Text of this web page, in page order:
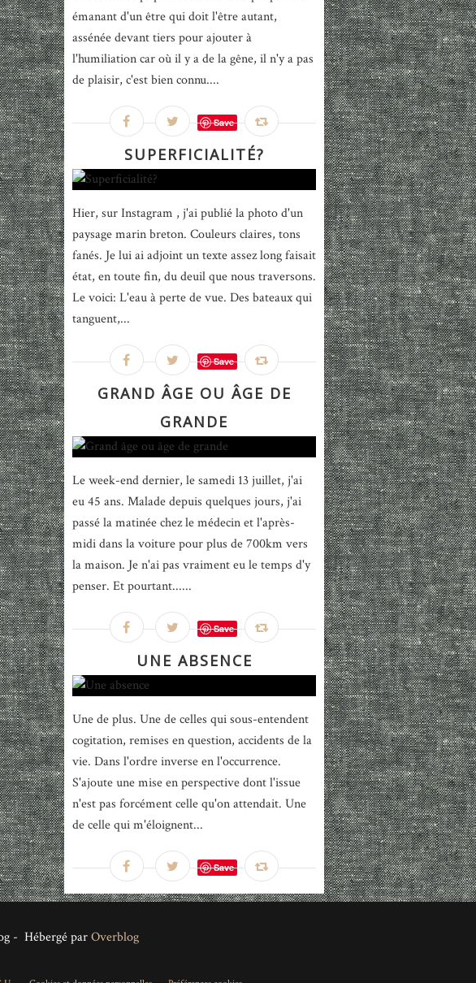
émanant d'un être qui doit l'être autant,
assénée devant tiers pour ajouter à
l'humiliation car où il y a de la gêne, il n'y a pas
de plaisir, c'est bien connu....
Save
SUPERFICIALITÉ?
Hier, sur Instagram , j'ai publié la photo d'un
paysage marin breton. Couleurs claires, tons
fanés. Je lui ai adjoint un texte assez long faisait
état, en toute fin, du deuil que nous traversons.
Le voici: L'eau à perte de vue. Des bateaux qui
tanguent,...
Save
GRAND ÂGE OU ÂGE DE
GRANDE
Le week-end dernier, le samedi 13 juillet, j'ai
eu 45 ans. Malade depuis quelques jours, j'ai
passé la matinée chez le médecin et l'après-
midi dans la voiture pour plus de 700km vers
la maison. Je n'ai pas vraiment eu le temps d'y
penser. Et pourtant......
Save
UNE ABSENCE
Une de plus. Une de celles qui sous-entendent
cogitation, remises en question, accidents de la
vie. Dans l'ordre inverse en l'occurrence.
S'ajoute une mise en perspective dont l'issue
n'est pas forcément celle qu'on attendait. Une
de celle qui m'éloignent...
Save
- Hébergé parOverblog